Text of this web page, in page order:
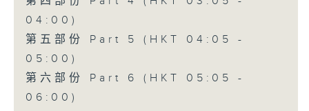
04:00)
第五部份 Part 5 (HKT 04:05 -
05:00)
第六部份 Part 6 (HKT 05:05 -
06:00)